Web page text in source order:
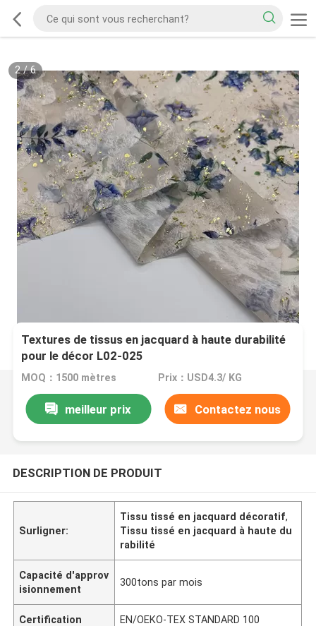
2/6
Textures de tissus en jacquard à haute durabilité
pour le décor L02-025
MOQ：1500 mètres Prix：USD4.3/ KG
meilleur prix Contactez nous
DESCRIPTION DE PRODUIT
Surligner:
Tissu tissé en jacquard décoratif,
Tissu tissé en jacquard à haute du
rabilité
Capacité d'approv
isionnement
300tons par mois
Certification EN/OEKO-TEX STANDARD 100